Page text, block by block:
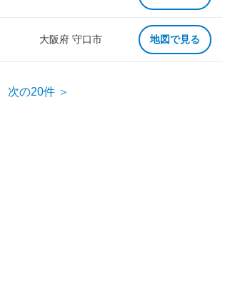
大阪府 守口市 地図で見る
次の20件 ＞